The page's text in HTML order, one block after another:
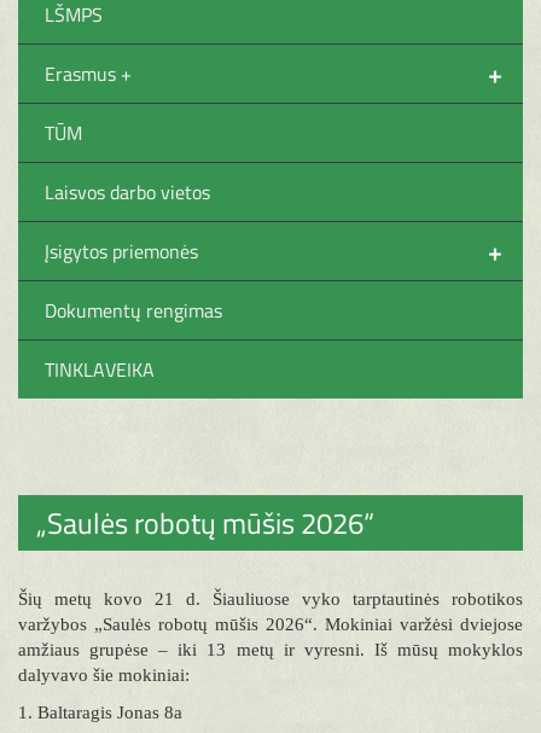
LŠMPS
+
Erasmus +
TŪM
Laisvos darbo vietos
+
Įsigytos priemonės
Dokumentų rengimas
TINKLAVEIKA
„Saulės robotų mūšis 2026“
Šių metų kovo 21 d. Šiauliuose vyko tarptautinės robotikos
varžybos „Saulės robotų mūšis 2026“. Mokiniai varžėsi dviejose
amžiaus grupėse – iki 13 metų ir vyresni. Iš mūsų mokyklos
dalyvavo šie mokiniai:
1. Baltaragis Jonas 8a